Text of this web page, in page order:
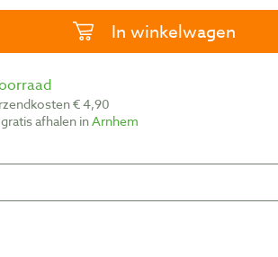
In winkelwagen
€ 4,90
gratis afhalen inArnhem